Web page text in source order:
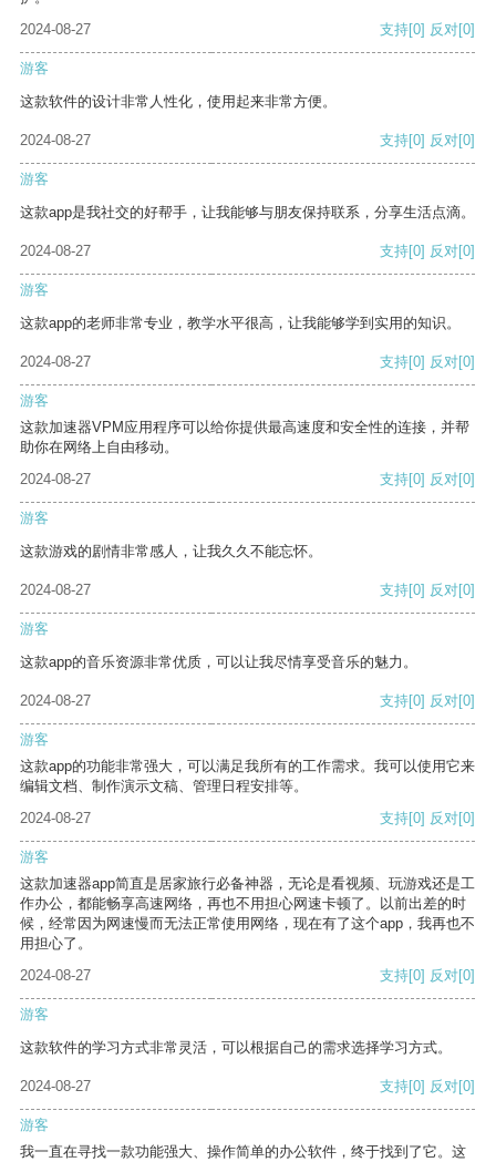
2024-08-27
支持[0] 反对[0]
游客
这款软件的设计非常人性化，使用起来非常方便。
2024-08-27 支持[0] 反对[0]
游客
这款app是我社交的好帮手，让我能够与朋友保持联系，分享生活点滴。
2024-08-27 支持[0] 反对[0]
游客
这款app的老师非常专业，教学水平很高，让我能够学到实用的知识。
2024-08-27 支持[0] 反对[0]
游客
这款加速器VPM应用程序可以给你提供最高速度和安全性的连接，并帮
助你在网络上自由移动。
2024-08-27
支持[0] 反对[0]
游客
这款游戏的剧情非常感人，让我久久不能忘怀。
2024-08-27 支持[0] 反对[0]
游客
这款app的音乐资源非常优质，可以让我尽情享受音乐的魅力。
2024-08-27 支持[0] 反对[0]
游客
这款app的功能非常强大，可以满足我所有的工作需求。我可以使用它来
编辑文档、制作演示文稿、管理日程安排等。
2024-08-27
支持[0] 反对[0]
游客
这款加速器app简直是居家旅行必备神器，无论是看视频、玩游戏还是工
作办公，都能畅享高速网络，再也不用担心网速卡顿了。以前出差的时
候，经常因为网速慢而无法正常使用网络，现在有了这个app，我再也不
用担心了。
2024-08-27
支持[0] 反对[0]
游客
这款软件的学习方式非常灵活，可以根据自己的需求选择学习方式。
2024-08-27 支持[0] 反对[0]
游客
我一直在寻找一款功能强大、操作简单的办公软件，终于找到了它。这